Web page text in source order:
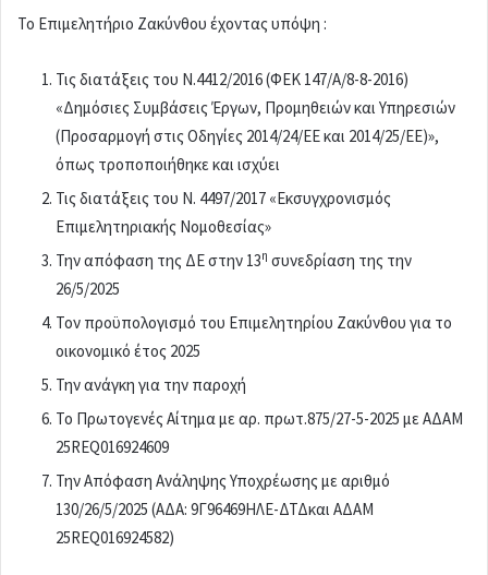
Το Επιμελητήριο Ζακύνθου έχοντας υπόψη :
Τις διατάξεις του Ν.4412/2016 (ΦΕΚ 147/Α/8-8-2016)
«Δημόσιες Συμβάσεις Έργων, Προμηθειών και Υπηρεσιών
(Προσαρμογή στις Οδηγίες 2014/24/ΕΕ και 2014/25/ΕΕ)»,
όπως τροποποιήθηκε και ισχύει
Τις διατάξεις του Ν. 4497/2017 «Εκσυγχρονισμός
Επιμελητηριακής Νομοθεσίας»
Την απόφαση της ΔΕ στην 13η συνεδρίαση της την
26/5/2025
Τον προϋπολογισμό του Επιμελητηρίου Ζακύνθου για το
οικονομικό έτος 2025
Την ανάγκη για την παροχή
Το Πρωτογενές Αίτημα με αρ. πρωτ.875/27-5-2025 με ΑΔΑΜ
25REQ016924609
Την Απόφαση Ανάληψης Υποχρέωσης με αριθμό
130/26/5/2025 (ΑΔΑ: 9Γ96469ΗΛΕ-ΔΤΔκαι ΑΔΑΜ
25REQ016924582)